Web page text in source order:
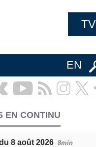
TV
EN
EN CONTINU
8 août 2026 8min